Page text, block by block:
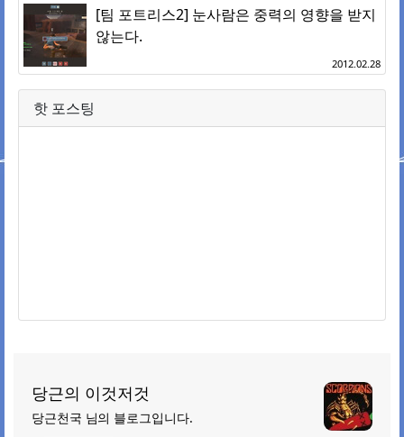
[팀 포트리스2] 눈사람은 중력의 영향을 받지
않는다.
2012.02.28
핫 포스팅
당근의 이것저것
당근천국 님의 블로그입니다.